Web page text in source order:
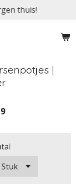
thuis!
|